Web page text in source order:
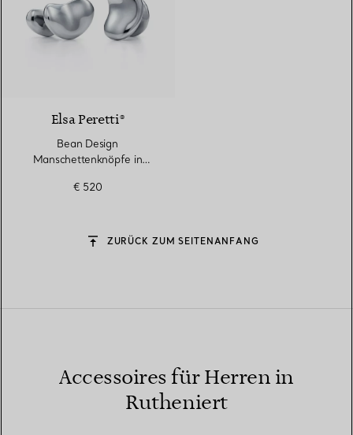
Elsa Peretti®
Bean Design
Manschettenknöpfe in
Ruthenium, 18 mm
€ 520
ZURÜCK ZUM SEITENANFANG
Accessoires für Herren in
Rutheniert